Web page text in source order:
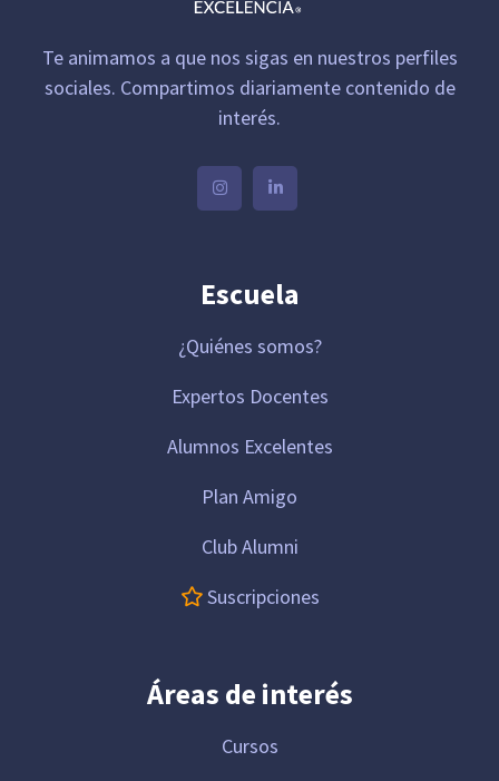
Te animamos a que nos sigas en nuestros perfiles
sociales. Compartimos diariamente contenido de
interés.
Escuela
¿Quiénes somos?
Expertos Docentes
Alumnos Excelentes
Plan Amigo
Club Alumni
Suscripciones
Áreas de interés
Cursos